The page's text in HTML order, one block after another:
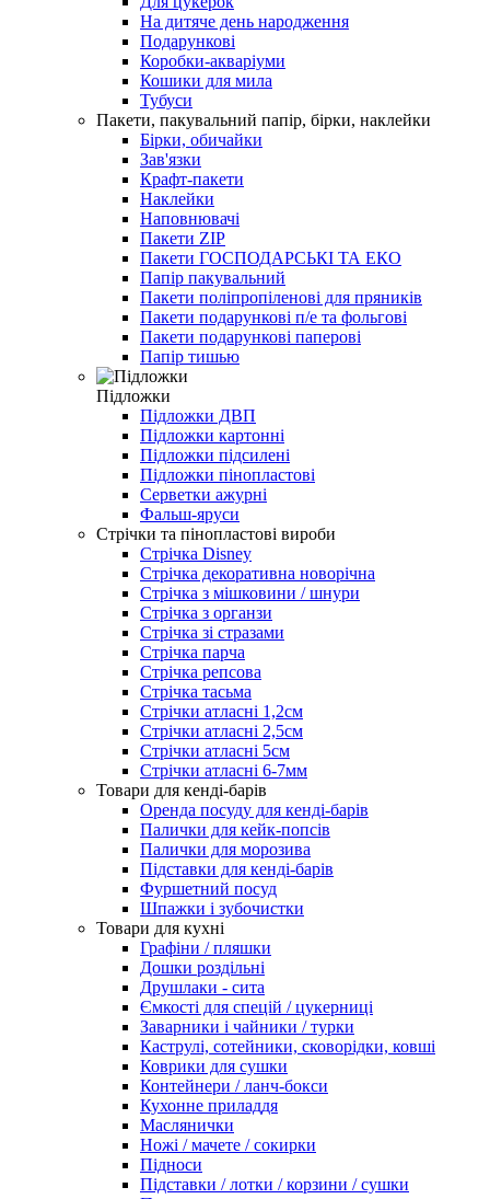
На дитяче день народження
Подарункові
Коробки-акваріуми
Кошики для мила
Тубуси
Пакети, пакувальний папір, бірки, наклейки
Бірки, обичайки
Зав'язки
Крафт-пакети
Наклейки
Наповнювачі
Пакети ZIP
Пакети ГОСПОДАРСЬКІ ТА ЕКО
Папір пакувальний
Пакети поліпропіленові для пряників
Пакети подарункові п/е та фольгові
Пакети подарункові паперові
Папір тишью
Підложки
Підложки ДВП
Підложки картонні
Підложки підсилені
Підложки пінопластові
Серветки ажурні
Фальш-яруси
Стрічки та пінопластові вироби
Стрічка Disney
Стрічка декоративна новорічна
Стрічка з мішковини / шнури
Стрічка з органзи
Стрічка зі стразами
Стрічка парча
Стрічка репсова
Стрічка тасьма
Стрічки атласні 1,2см
Стрічки атласні 2,5см
Стрічки атласні 5см
Стрічки атласні 6-7мм
Товари для кенді-барів
Оренда посуду для кенді-барів
Палички для кейк-попсів
Палички для морозива
Підставки для кенді-барів
Фуршетний посуд
Шпажки і зубочистки
Товари для кухні
Графіни / пляшки
Дошки роздільні
Друшлаки - сита
Ємкості для спецій / цукерниці
Заварники і чайники / турки
Каструлі, сотейники, сковорідки, ковші
Коврики для сушки
Контейнери / ланч-бокси
Кухонне приладдя
Маслянички
Ножі / мачете / сокирки
Підноси
Підставки / лотки / корзини / сушки